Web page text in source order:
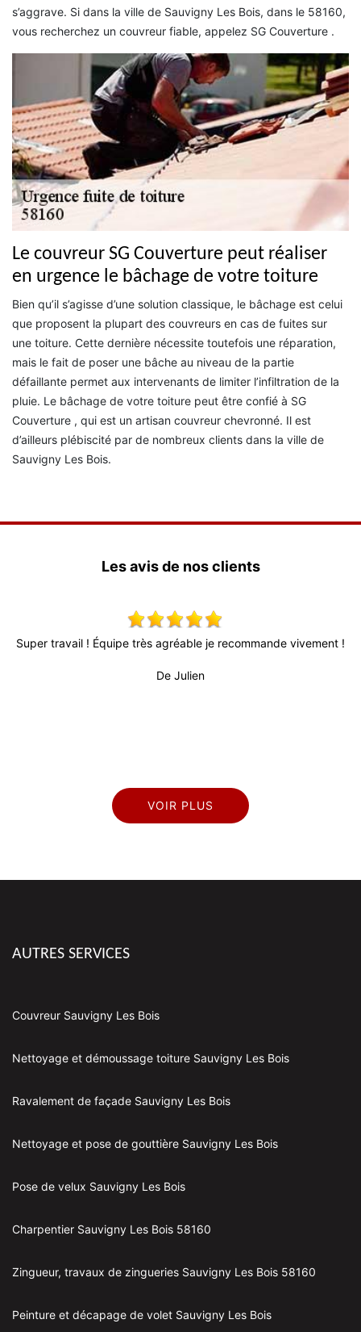
s’aggrave. Si dans la ville de Sauvigny Les Bois, dans le 58160,
vous recherchez un couvreur fiable, appelez SG Couverture .
Le couvreur SG Couverture peut réaliser
en urgence le bâchage de votre toiture
Bien qu’il s’agisse d’une solution classique, le bâchage est celui
que proposent la plupart des couvreurs en cas de fuites sur
une toiture. Cette dernière nécessite toutefois une réparation,
mais le fait de poser une bâche au niveau de la partie
défaillante permet aux intervenants de limiter l’infiltration de la
pluie. Le bâchage de votre toiture peut être confié à SG
Couverture , qui est un artisan couvreur chevronné. Il est
d’ailleurs plébiscité par de nombreux clients dans la ville de
Sauvigny Les Bois.
Les avis de nos clients
Super travail ! Équipe très agréable je recommande vivement !
De Julien
VOIR PLUS
AUTRES SERVICES
Couvreur Sauvigny Les Bois
Nettoyage et démoussage toiture Sauvigny Les Bois
Ravalement de façade Sauvigny Les Bois
Nettoyage et pose de gouttière Sauvigny Les Bois
Pose de velux Sauvigny Les Bois
Charpentier Sauvigny Les Bois 58160
Zingueur, travaux de zingueries Sauvigny Les Bois 58160
Peinture et décapage de volet Sauvigny Les Bois